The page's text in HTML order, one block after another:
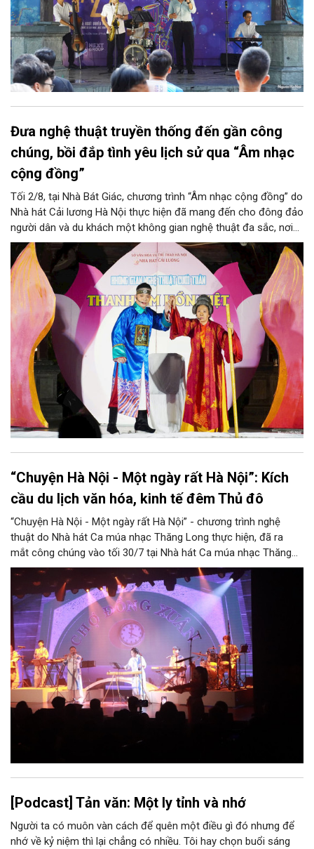
Đưa nghệ thuật truyền thống đến gần công
chúng, bồi đắp tình yêu lịch sử qua “Âm nhạc
cộng đồng”
Tối 2/8, tại Nhà Bát Giác, chương trình “Âm nhạc cộng đồng” do
Nhà hát Cải lương Hà Nội thực hiện đã mang đến cho đông đảo
người dân và du khách một không gian nghệ thuật đa sắc, nơi
những làn điệu cải lương, ca cổ, tân cổ và các tiết mục múa
hòa quyện trong không gian của phố đi bộ hồ Hoàn Kiếm. Đặc
biệt, chương trình có sự giao lưu của các nghệ sĩ đến từ
phương Nam, góp phần tạo nên cuộc gặp gỡ nghệ thuật giàu
cảm xúc.
“Chuyện Hà Nội - Một ngày rất Hà Nội”: Kích
cầu du lịch văn hóa, kinh tế đêm Thủ đô
“Chuyện Hà Nội - Một ngày rất Hà Nội” - chương trình nghệ
thuật do Nhà hát Ca múa nhạc Thăng Long thực hiện, đã ra
mắt công chúng vào tối 30/7 tại Nhà hát Ca múa nhạc Thăng
Long (số 31 - 33 phố Lương Văn Can, phường Hoàn Kiếm).
[Podcast] Tản văn: Một ly tỉnh và nhớ
Người ta có muôn vàn cách để quên một điều gì đó nhưng để
nhớ về kỷ niệm thì lại chẳng có nhiều. Tôi hay chọn buổi sáng